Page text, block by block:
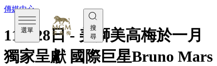
選單
搜
尋
傳媒中心
11月28日 - 美獅美高梅於一月
獨家呈獻 國際巨星Bruno Mars